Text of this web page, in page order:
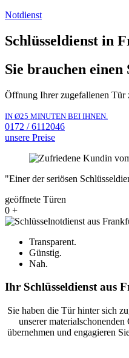
Notdienst
Schlüsseldienst in
Sie brauchen
Öffnung Ihrer zugefallenen Tür
IN Ø25 MINUTEN BEI IHNEN.
0172 / 6112046
unsere Preise
"Einer der seriösen
geöffnete Türen
0 +
Transparent.
Günstig.
Nah.
Ihr Schlüsseldienst aus
Sie haben die Tür hinter sich
unserer
übernehmen und engagieren